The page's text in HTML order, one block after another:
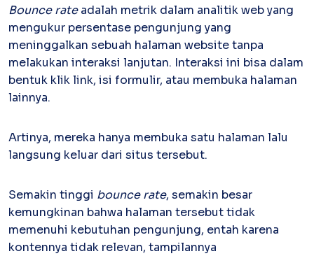
Paper Horizon Card
Kartu korporat expense terlengkap
Supplier Portal
Sederhanakan proses order-to-cash
Open API
Others
Integrasi Accurate
Integrasi Paper dengan Accurate
Bounce rateadalah metrik dalam analitik web yang
mengukur persentase pengunjung yang
meninggalkan sebuah halaman website tanpa
melakukan interaksi lanjutan. Interaksi ini bisa dalam
bentuk klik link, isi formulir, atau membuka halaman
lainnya.
Artinya, mereka hanya membuka satu halaman lalu
langsung keluar dari situs tersebut.
Semakin tinggi bounce rate, semakin besar
kemungkinan bahwa halaman tersebut tidak
memenuhi kebutuhan pengunjung, entah karena
kontennya tidak relevan, tampilannya